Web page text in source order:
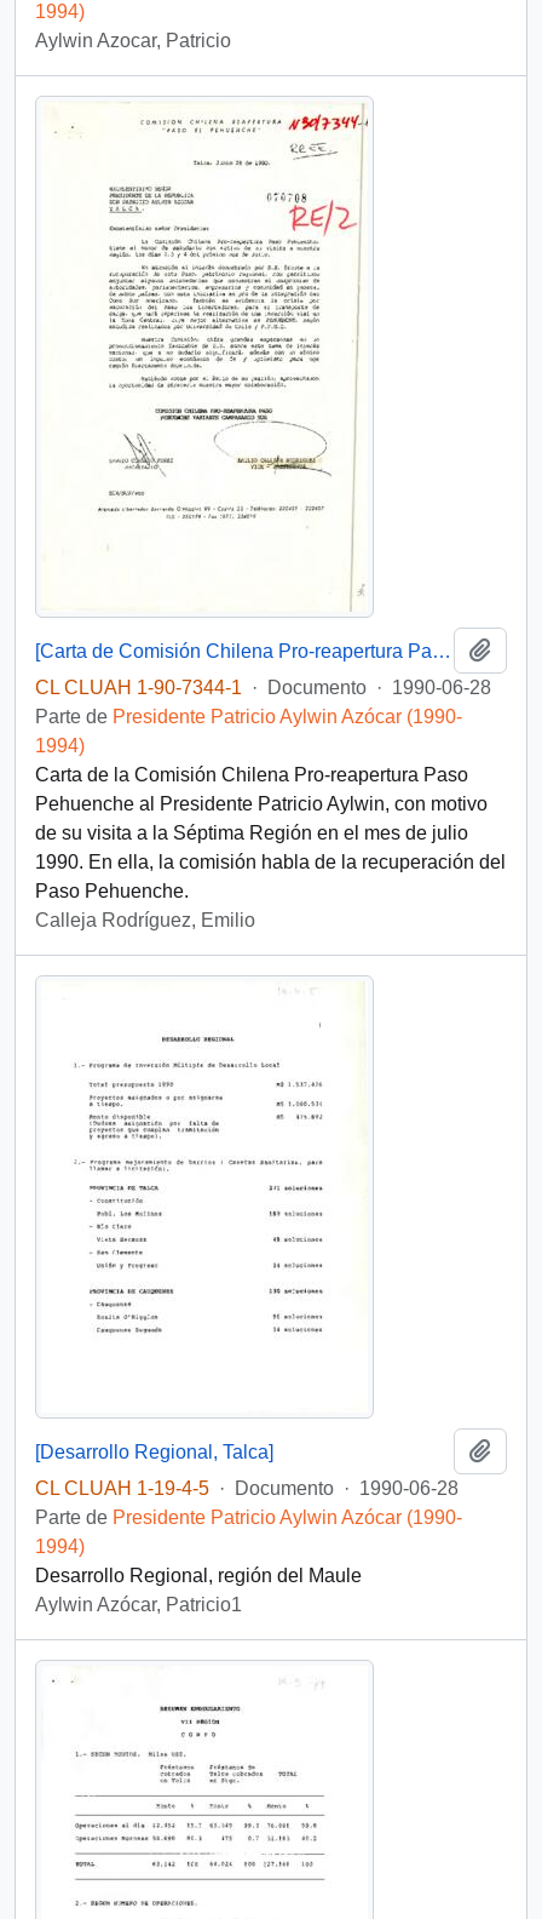
1994)
Aylwin Azocar, Patricio
[Carta de Comisión Chilena Pro-reapertura Paso Pehuenche]
CL CLUAH 1-90-7344-1
· Documento · 1990-06-28
Parte de Presidente Patricio Aylwin Azócar (1990-
1994)
Carta de la Comisión Chilena Pro-reapertura Paso
Pehuenche al Presidente Patricio Aylwin, con motivo
de su visita a la Séptima Región en el mes de julio
1990. En ella, la comisión habla de la recuperación del
Paso Pehuenche.
Calleja Rodríguez, Emilio
[Desarrollo Regional, Talca]
CL CLUAH 1-19-4-5 · Documento · 1990-06-28
Parte de Presidente Patricio Aylwin Azócar (1990-
1994)
Desarrollo Regional, región del Maule
Aylwin Azócar, Patricio1